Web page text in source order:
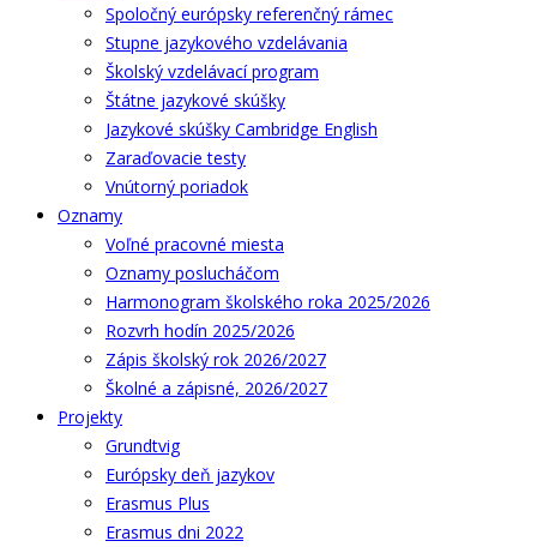
Spoločný európsky referenčný rámec
Stupne jazykového vzdelávania
Školský vzdelávací program
Štátne jazykové skúšky
Jazykové skúšky Cambridge English
Zaraďovacie testy
Vnútorný poriadok
Oznamy
Voľné pracovné miesta
Oznamy poslucháčom
Harmonogram školského roka 2025/2026
Rozvrh hodín 2025/2026
Zápis školský rok 2026/2027
Školné a zápisné, 2026/2027
Projekty
Grundtvig
Európsky deň jazykov
Erasmus Plus
Erasmus dni 2022